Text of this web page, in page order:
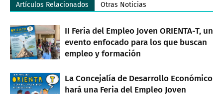
Artículos Relacionados Otras Noticias
II Feria del Empleo Joven ORIENTA-T, un
evento enfocado para los que buscan
empleo y formación
La Concejalía de Desarrollo Económico
hará una Feria del Empleo Joven